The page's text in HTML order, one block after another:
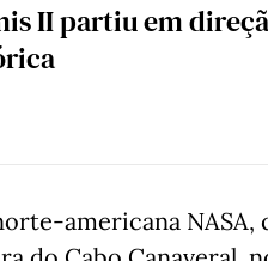
II partiu em
americana NASA,